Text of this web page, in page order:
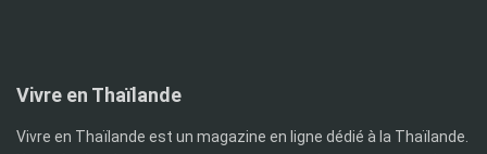
Vivre en Thaïlande
Vivre en Thaïlande est un magazine en ligne dédié à la Thaïlande.